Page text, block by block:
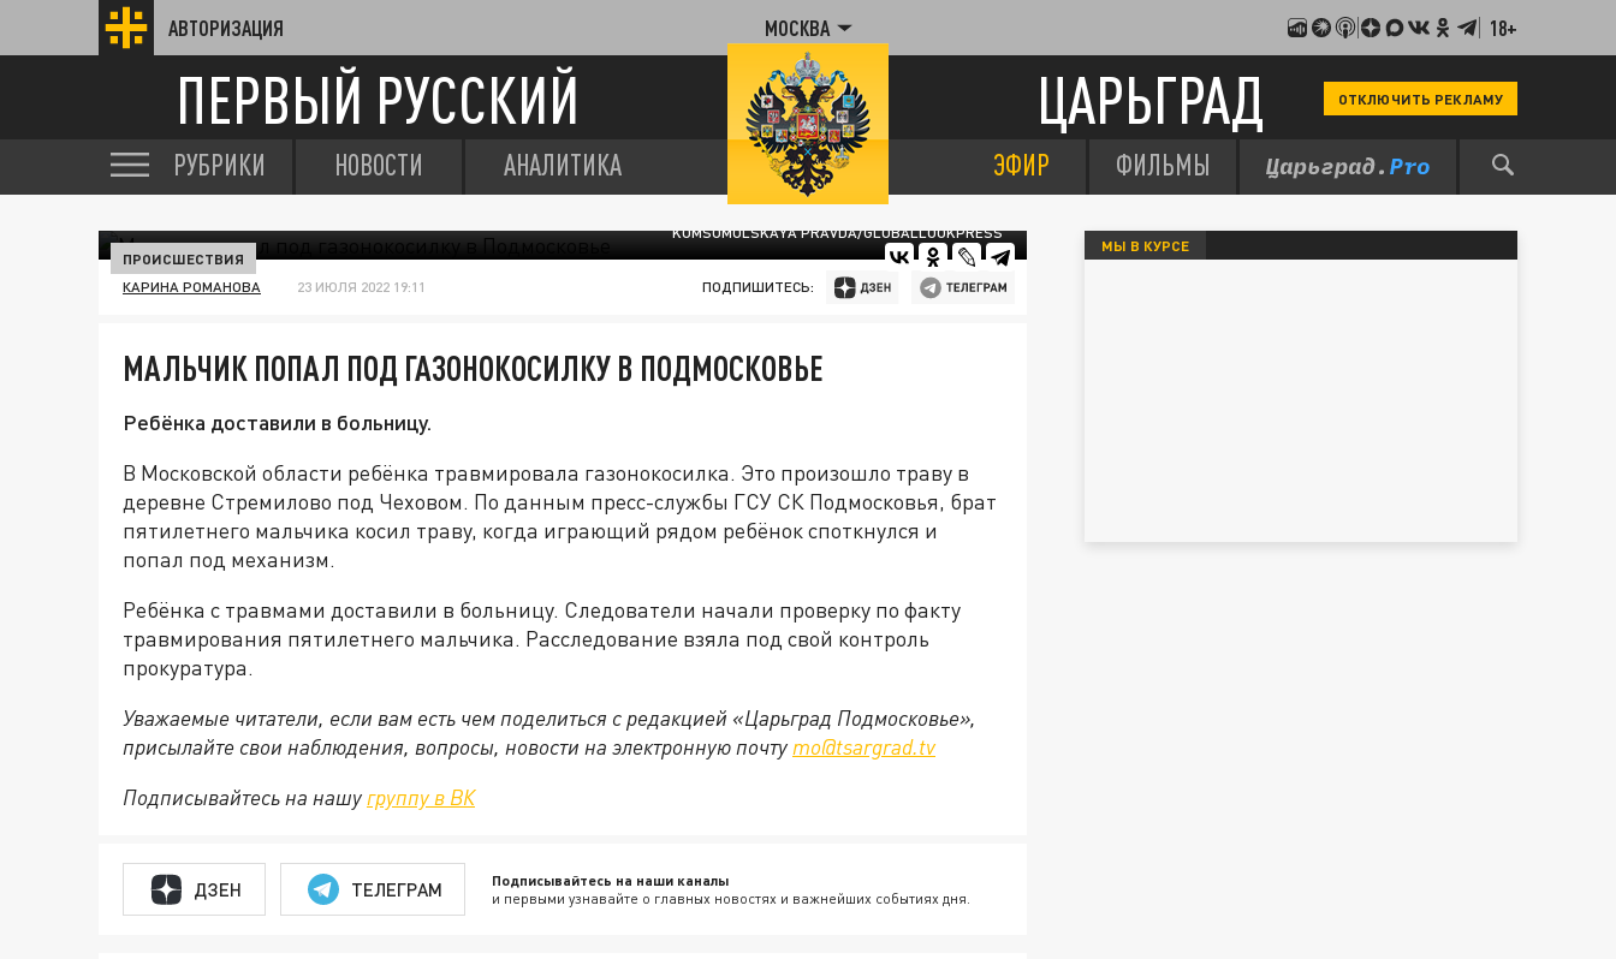
АВТОРИЗАЦИЯ МОСКВА 18+
ПЕРВЫЙ РУССКИЙ ЦАРЬГРАД ОТКЛЮЧИТЬ РЕКЛАМУ
РУБРИКИ НОВОСТИ АНАЛИТИКА ЭФИР ФИЛЬМЫ
KOMSOMOLSKAYA PRAVDA/GLOBALLOOKPRESS
ПРОИСШЕСТВИЯ
КАРИНА РОМАНОВА 23 ИЮЛЯ 2022 19:11 ПОДПИШИТЕСЬ:
МАЛЬЧИК ПОПАЛ ПОД ГАЗОНОКОСИЛКУ В ПОДМОСКОВЬЕ
Ребёнка доставили в больницу.
В Московской области ребёнка травмировала газонокосилка. Это произошло траву в
деревне Стремилово под Чеховом. По данным пресс-службы ГСУ СК Подмосковья, брат
пятилетнего мальчика косил траву, когда играющий рядом ребёнок споткнулся и
попал под механизм.
Ребёнка с травмами доставили в больницу. Следователи начали проверку по факту
травмирования пятилетнего мальчика. Расследование взяла под свой контроль
прокуратура.
Уважаемые читатели, если вам есть чем поделиться с редакцией «Царьград Подмосковье»,
присылайте свои наблюдения, вопросы, новости на электронную почту mo@tsargrad.tv
Подписывайтесь на нашу группу в ВК
ДЗЕН ТЕЛЕГРАМ Подписывайтесь на наши каналы
и первыми узнавайте о главных новостях и важнейших событиях дня.
МЫ В КУРСЕ